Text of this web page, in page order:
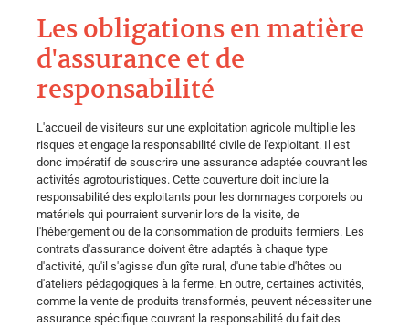
Les obligations en matière
d'assurance et de
responsabilité
L'accueil de visiteurs sur une exploitation agricole multiplie les
risques et engage la responsabilité civile de l'exploitant. Il est
donc impératif de souscrire une assurance adaptée couvrant les
activités agrotouristiques. Cette couverture doit inclure la
responsabilité des exploitants pour les dommages corporels ou
matériels qui pourraient survenir lors de la visite, de
l'hébergement ou de la consommation de produits fermiers. Les
contrats d'assurance doivent être adaptés à chaque type
d'activité, qu'il s'agisse d'un gîte rural, d'une table d'hôtes ou
d'ateliers pédagogiques à la ferme. En outre, certaines activités,
comme la vente de produits transformés, peuvent nécessiter une
assurance spécifique couvrant la responsabilité du fait des